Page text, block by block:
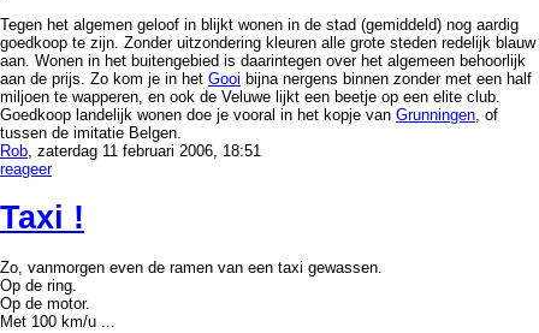
Tegen het algemen geloof in blijkt wonen in de stad (gemiddeld) nog aardig
goedkoop te zijn. Zonder uitzondering kleuren alle grote steden redelijk blauw
aan. Wonen in het buitengebied is daarintegen over het algemeen behoorlijk
aan de prijs. Zo kom je in het Gooi bijna nergens binnen zonder met een half
miljoen te wapperen, en ook de Veluwe lijkt een beetje op een elite club.
Goedkoop landelijk wonen doe je vooral in het kopje van Grunningen, of
tussen de imitatie Belgen.
Rob, zaterdag 11 februari 2006, 18:51
reageer
Taxi !
Zo, vanmorgen even de ramen van een taxi gewassen.
Op de ring.
Op de motor.
Met 100 km/u ...